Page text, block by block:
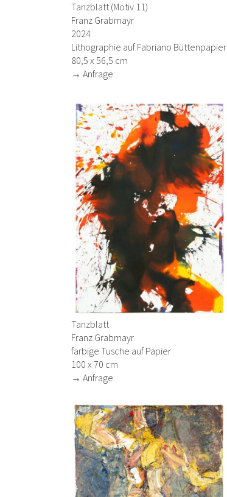
Tanzblatt (Motiv 11)
Franz Grabmayr
2024
Lithographie auf Fabriano Büttenpapier
80,5 x 56,5 cm
→ Anfrage
Tanzblatt
Franz Grabmayr
farbige Tusche auf Papier
100 x 70 cm
→ Anfrage